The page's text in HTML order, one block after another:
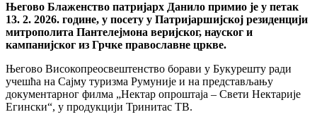
Његово Блаженство патријарх Данило примио је у петак
13. 2. 2026. године, у посету у Патријаршијској резиденцији
митрополита Пантелејмона веријског, науског и
кампанијског из Грчке православне цркве.
Његово Високопреосвештенство борави у Букурешту ради
учешћа на Сајму туризма Румуније и на представљању
документарног филма „Нектар опроштаја – Свети Нектарије
Егински“, у продукцији Тринитас ТВ.